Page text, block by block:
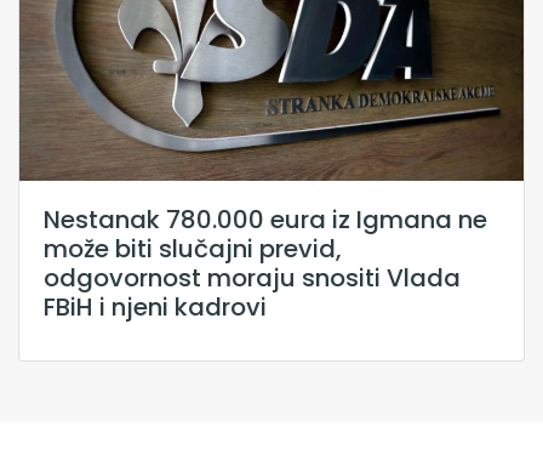
Nestanak 780.000 eura iz Igmana ne
može biti slučajni previd,
odgovornost moraju snositi Vlada
FBiH i njeni kadrovi